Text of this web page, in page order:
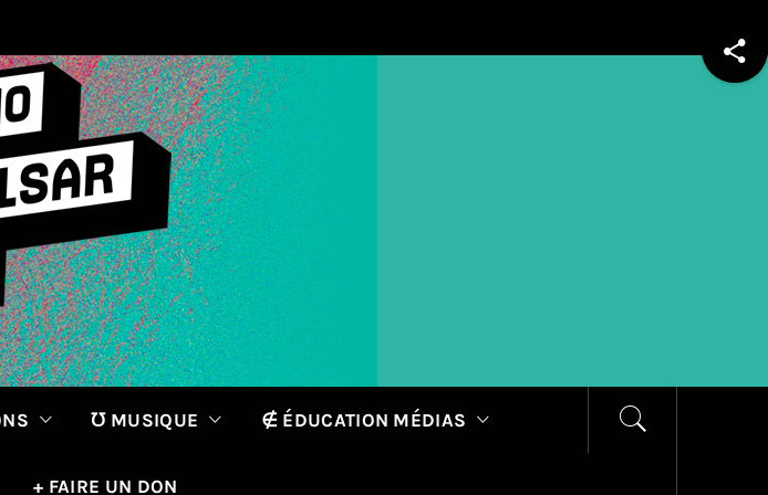
℧ MUSIQUE ∉ ÉDUCATION MÉDIAS
+ FAIRE UN DON